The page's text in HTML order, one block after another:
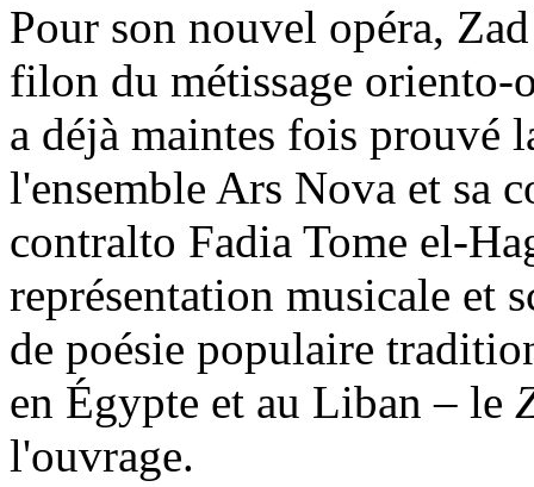
Pour son nouvel opéra,
filon du métissage oriento-
a déjà maintes fois prouvé
l'ensemble Ars Nova et sa
contralto Fadia Tome el-
représentation musicale et
de poésie populaire
en Égypte et au Liban – le
l'ouvrage.